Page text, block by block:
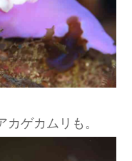
ゲカムリも。